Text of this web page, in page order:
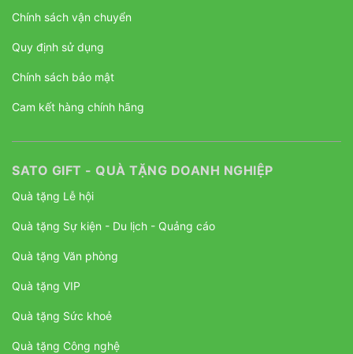
Chính sách vận chuyển
Quy định sử dụng
Chính sách bảo mật
Cam kết hàng chính hãng
SATO GIFT - QUÀ TẶNG DOANH NGHIỆP
Quà tặng Lễ hội
Quà tặng Sự kiện - Du lịch - Quảng cáo
Quà tặng Văn phòng
Quà tặng VIP
Quà tặng Sức khoẻ
Quà tặng Công nghệ